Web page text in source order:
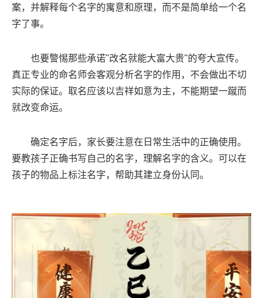
案，并解释每个名字的寓意和原理，而不是简单给一个名
字了事。
也要警惕那些承诺"改名就能大富大贵"的夸大宣传。
真正专业的命名师会客观分析名字的作用，不会做出不切
实际的保证。取名应该以吉祥如意为主，不能期望一蹴而
就改变命运。
确定名字后，家长要注意在日常生活中的正确使用。
要教孩子正确书写自己的名字，理解名字的含义。可以在
孩子的物品上标注名字，帮助其建立身份认同。